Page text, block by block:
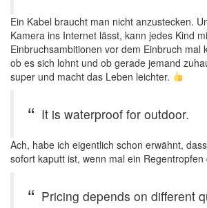
Ein Kabel braucht man nicht anzustecken.
Kamera ins Internet lässt, kann jedes Kind
Einbruchsambitionen vor dem Einbruch mal
ob es sich lohnt und ob gerade jemand
super und macht das Leben leichter.
It is waterproof for outdoor.
Ach, habe ich eigentlich schon erwähnt,
sofort kaputt ist, wenn mal ein Regentropfen
Pricing depends on different